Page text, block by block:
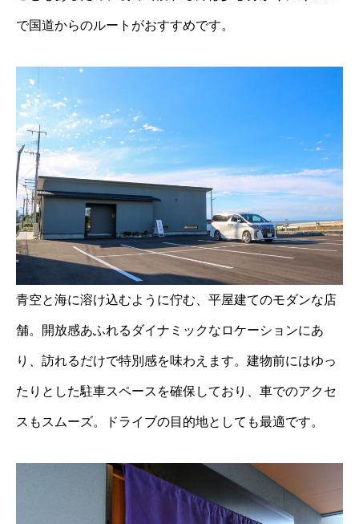
で国道からのルートがおすすめです。
青空と海に溶け込むように佇む、平屋建てのモダンな店
舗。開放感あふれるダイナミックなロケーションにあ
り、訪れるだけで特別感を味わえます。建物前にはゆっ
たりとした駐車スペースを確保しており、車でのアクセ
スもスムーズ。ドライブの目的地としても最適です。